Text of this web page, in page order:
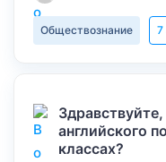
Обществознание 7
английского
классах?